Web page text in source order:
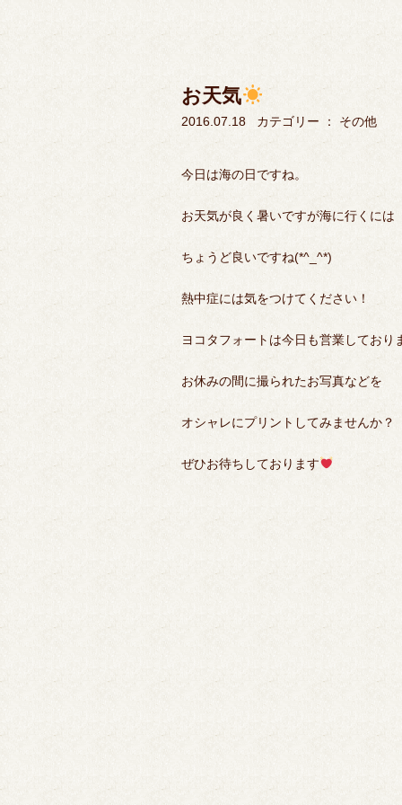
お天気
2016.07.18 カテゴリー ： その他
今日は海の日ですね。
お天気が良く暑いですが海に行くには
ちょうど良いですね(*^_^*)
熱中症には気をつけてください！
ヨコタフォートは今日も営業しており
お休みの間に撮られたお写真などを
オシャレにプリントしてみませんか？
ぜひお待ちしております